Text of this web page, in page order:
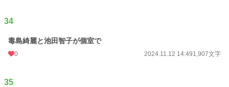
34
毒島綺麗と池田智子が個室で
0 2024.11.12 14:491,907文字
35